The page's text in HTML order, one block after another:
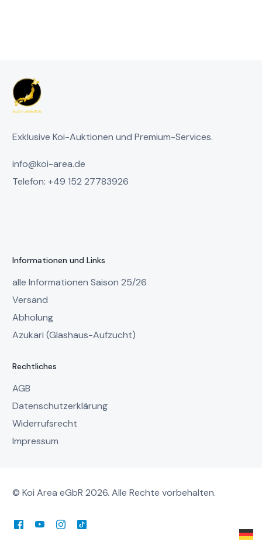
Exklusive Koi-Auktionen und Premium-Services.
info@koi-area.de
Telefon: +49 152 27783926
Informationen und Links
alle Informationen Saison 25/26
Versand
Abholung
Azukari (Glashaus-Aufzucht)
Rechtliches
AGB
Datenschutzerklärung
Widerrufsrecht
Impressum
© Koi Area eGbR 2026. Alle Rechte vorbehalten.